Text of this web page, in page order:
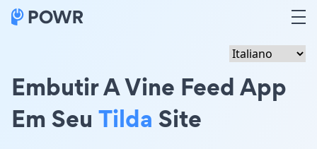
Embutir A Vine Feed App
Em Seu Tilda Site